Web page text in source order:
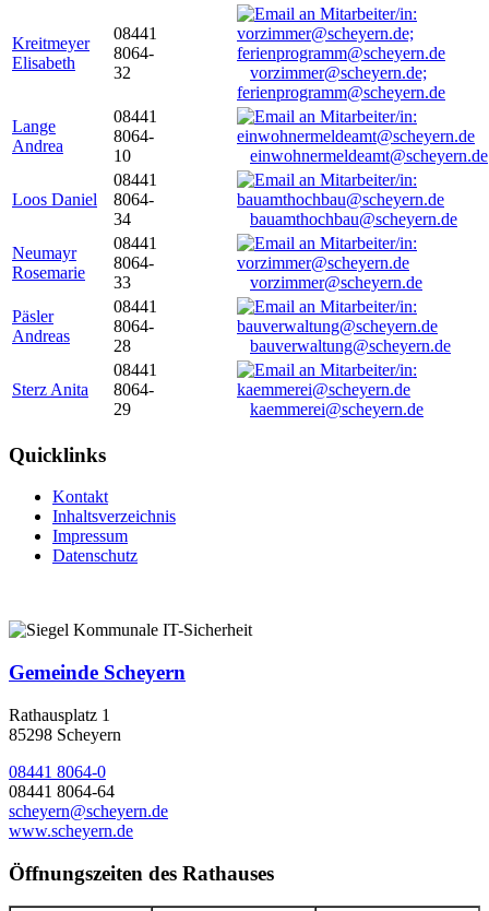
Kreitmeyer
Elisabeth
08441
8064-
32
vorzimmer@scheyern.de;
ferienprogramm@scheyern.de
Lange
Andrea
08441
8064-
10
einwohnermeldeamt@scheyern.de
Loos Daniel
08441
8064-
34
bauamthochbau@scheyern.de
Neumayr
Rosemarie
08441
8064-
33
vorzimmer@scheyern.de
Päsler
Andreas
08441
8064-
28
bauverwaltung@scheyern.de
Sterz Anita
08441
8064-
29
kaemmerei@scheyern.de
Quicklinks
Kontakt
Inhaltsverzeichnis
Impressum
Datenschutz
Gemeinde Scheyern
Rathausplatz 1
85298 Scheyern
08441 8064-0
08441 8064-64
scheyern@scheyern.de
www.scheyern.de
Öffnungszeiten des Rathauses